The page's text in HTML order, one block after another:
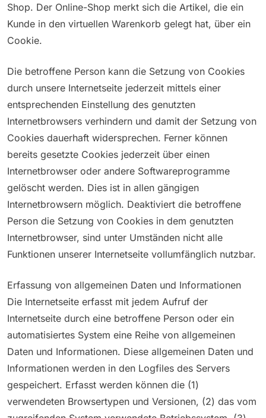
Shop. Der Online-Shop merkt sich die Artikel, die ein
Kunde in den virtuellen Warenkorb gelegt hat, über ein
Cookie.
Die betroffene Person kann die Setzung von Cookies
durch unsere Internetseite jederzeit mittels einer
entsprechenden Einstellung des genutzten
Internetbrowsers verhindern und damit der Setzung von
Cookies dauerhaft widersprechen. Ferner können
bereits gesetzte Cookies jederzeit über einen
Internetbrowser oder andere Softwareprogramme
gelöscht werden. Dies ist in allen gängigen
Internetbrowsern möglich. Deaktiviert die betroffene
Person die Setzung von Cookies in dem genutzten
Internetbrowser, sind unter Umständen nicht alle
Funktionen unserer Internetseite vollumfänglich nutzbar.
Erfassung von allgemeinen Daten und Informationen
Die Internetseite erfasst mit jedem Aufruf der
Internetseite durch eine betroffene Person oder ein
automatisiertes System eine Reihe von allgemeinen
Daten und Informationen. Diese allgemeinen Daten und
Informationen werden in den Logfiles des Servers
gespeichert. Erfasst werden können die (1)
verwendeten Browsertypen und Versionen, (2) das vom